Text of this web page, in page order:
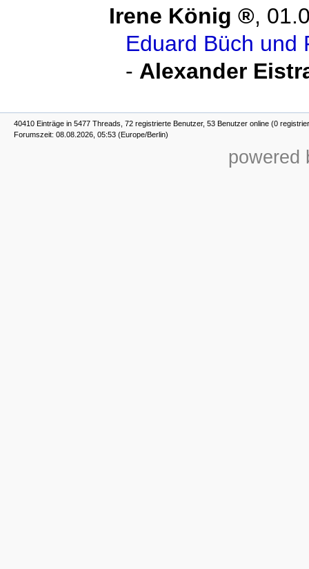
Irene König
,
Eduard Büch und
- Alexander
40410 Einträge in 5477 Threads, 72 registrierte Benutzer, 53 Benutzer online (0
Forumszeit: 08.08.2026, 05:53 (Europe/Berlin)
powered